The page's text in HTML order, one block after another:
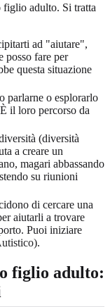
figlio adulto. Si tratta
ad "aiutare",
posso fare per
questa situazione
parlarne o esplorarlo
il loro percorso da
(diversità
a creare un
magari abbassando
su riunioni
di cercare una
aiutarli a trovare
Puoi iniziare
.
figlio adulto: